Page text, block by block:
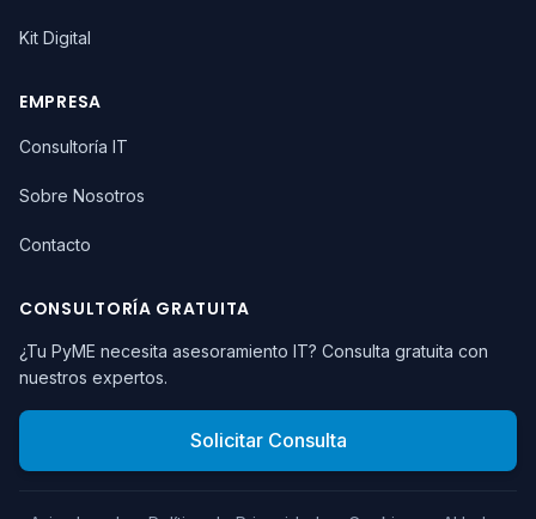
Kit Digital
EMPRESA
Consultoría IT
Sobre Nosotros
Contacto
CONSULTORÍA GRATUITA
¿Tu PyME necesita asesoramiento IT? Consulta gratuita con
nuestros expertos.
Solicitar Consulta